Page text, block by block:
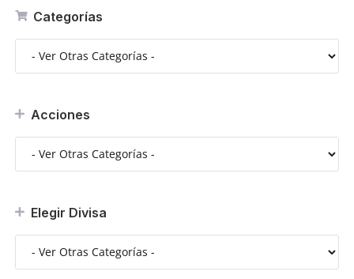
Categorías
Acciones
Elegir Divisa